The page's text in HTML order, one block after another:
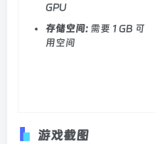
GPU
存储空间: 需要 1 GB 可
用空间
游戏截图